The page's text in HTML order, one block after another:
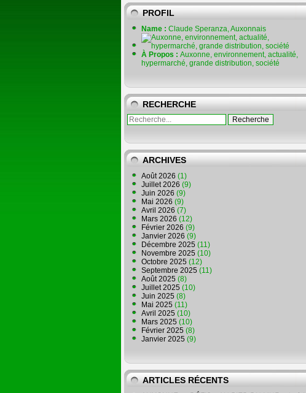
PROFIL
Name : Claude Speranza, Auxonnais
À Propos : Auxonne, environnement, actualité,
hypermarché, grande distribution, société
RECHERCHE
ARCHIVES
Août 2026 (1)
Juillet 2026 (9)
Juin 2026 (9)
Mai 2026 (9)
Avril 2026 (7)
Mars 2026 (12)
Février 2026 (9)
Janvier 2026 (9)
Décembre 2025 (11)
Novembre 2025 (10)
Octobre 2025 (12)
Septembre 2025 (11)
Août 2025 (8)
Juillet 2025 (10)
Juin 2025 (8)
Mai 2025 (11)
Avril 2025 (10)
Mars 2025 (10)
Février 2025 (8)
Janvier 2025 (9)
ARTICLES RÉCENTS